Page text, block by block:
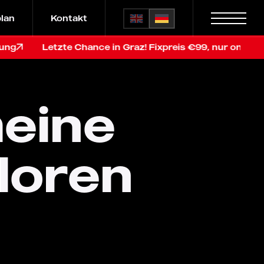
Kontakt
Letzte Chance in Graz! Fixpreis €99, nur online, vor der